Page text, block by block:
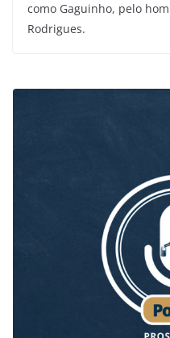
como Gaguinho, pelo
Rodrigues.